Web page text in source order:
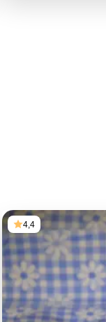
4,4